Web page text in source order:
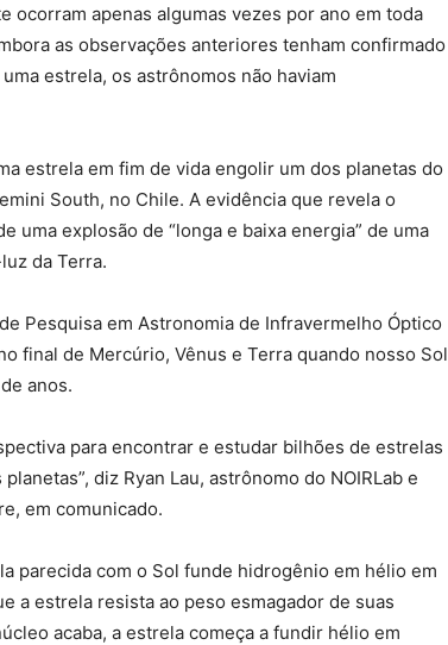
ocorram apenas algumas vezes por ano em toda
as observações anteriores tenham confirmado
estrela, os astrônomos não haviam
estrela em fim de vida engolir um dos planetas do
South, no Chile. A evidência que revela o
uma explosão de “longa e baixa energia” de uma
da Terra.
Pesquisa em Astronomia de Infravermelho Óptico
final de Mercúrio, Vênus e Terra quando nosso Sol
anos.
para encontrar e estudar bilhões de estrelas
diz Ryan Lau, astrônomo do NOIRLab e
em comunicado.
parecida com o Sol funde hidrogênio em hélio em
a estrela resista ao peso esmagador de suas
acaba, a estrela começa a fundir hélio em